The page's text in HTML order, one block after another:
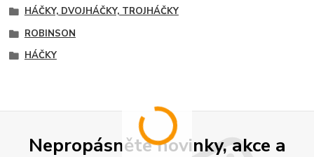
HÁČKY, DVOJHÁČKY, TROJHÁČKY
ROBINSON
HÁČKY
Nepropásněte novinky, akce a